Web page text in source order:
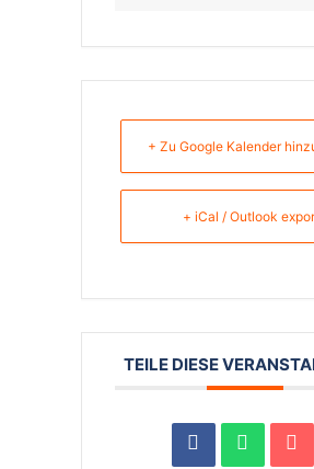
+ Zu Google Kalender
+ iCal / Outlook
TEILE DIESE